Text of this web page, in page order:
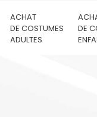
ACHAT
DE COSTUMES
ADULTES
DE